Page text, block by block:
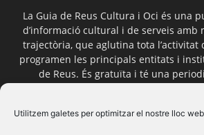
Utilitzem galetes per optimitzar el nostre lloc
La Guia de Reus Cultura i Oci és una
d’informació cultural i de serveis amb
trajectòria, que aglutina tota l’activitat
programen les principals entitats i
de Reus. És gratuïta i té una